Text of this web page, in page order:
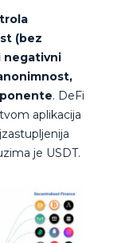
(bez
negativni
. DeFi
aplikacija
je USDT.